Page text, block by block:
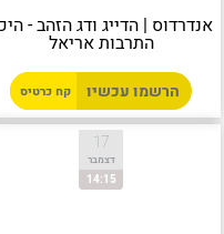
אנדרדוס | הדייג ודג הזהב -
התרבות אריאל
הרשמו עכשיו קח כרטיס
17
דצמבר
14:15